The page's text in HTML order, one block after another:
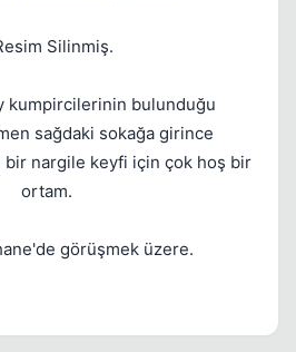
Silinmiş.
kumpircilerinin bulunduğu
sağdaki sokağa girince
nargile keyfi için çok hoş bir
ortam.
görüşmek üzere.